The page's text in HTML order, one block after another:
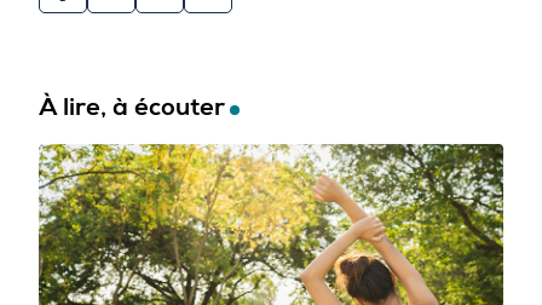
À lire, à écouter